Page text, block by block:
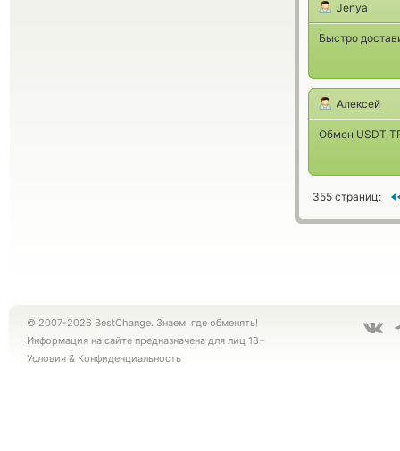
Jenya
Быстро
Алексей
Обмен USDT
355 страниц:
© 2007-2026 BestChange. Знаем, где обменять!
Информация на сайте предназначена для лиц 18+
Условия & Конфиденциальность